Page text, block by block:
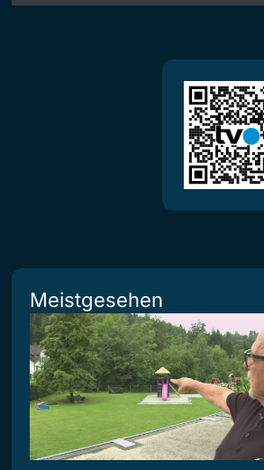
Meistgesehen